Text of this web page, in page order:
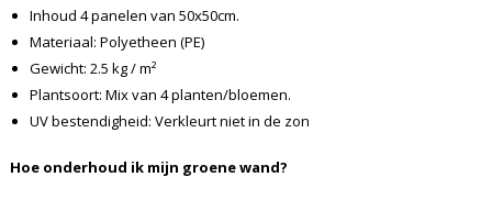
Inhoud 4 panelen van 50x50cm.
Materiaal: Polyetheen (PE)
Gewicht: 2.5 kg / m²
Plantsoort: Mix van 4 planten/bloemen.
UV bestendigheid: Verkleurt niet in de zon
Hoe onderhoud ik mijn groene wand?